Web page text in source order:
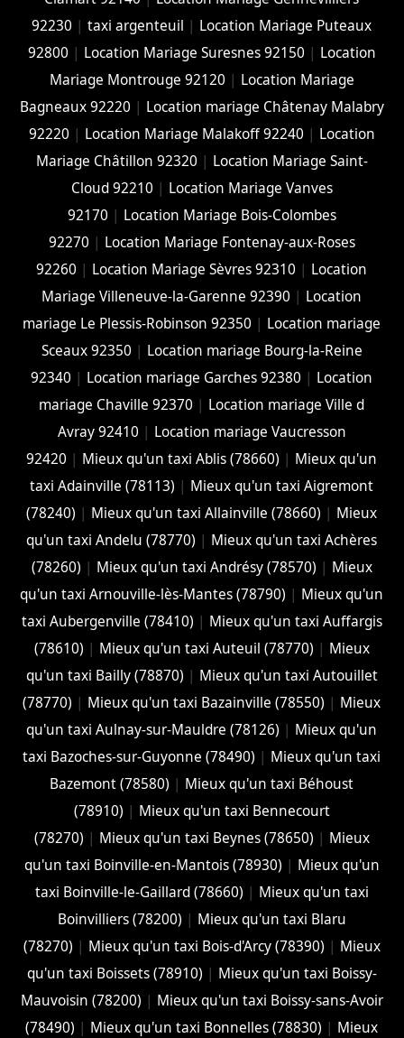
92230 |taxi argenteuil | Location Mariage Puteaux
92800 | Location Mariage Suresnes 92150 | Location
Mariage Montrouge 92120 | Location Mariage
Bagneaux 92220 | Location mariage Châtenay Malabry
92220 | Location Mariage Malakoff 92240 | Location
Mariage Châtillon 92320 | Location Mariage Saint-
Cloud 92210 | Location Mariage Vanves
92170 | Location Mariage Bois-Colombes
92270 | Location Mariage Fontenay-aux-Roses
92260 | Location Mariage Sèvres 92310 | Location
Mariage Villeneuve-la-Garenne 92390 | Location
mariage Le Plessis-Robinson 92350 | Location mariage
Sceaux 92350 | Location mariage Bourg-la-Reine
92340 | Location mariage Garches 92380 | Location
mariage Chaville 92370 | Location mariage Ville d
Avray 92410 | Location mariage Vaucresson
92420 | Mieux qu'un taxi Ablis (78660) | Mieux qu'un
taxi Adainville (78113) | Mieux qu'un taxi Aigremont
(78240) | Mieux qu'un taxi Allainville (78660) | Mieux
qu'un taxi Andelu (78770) | Mieux qu'un taxi Achères
(78260) | Mieux qu'un taxi Andrésy (78570) | Mieux
qu'un taxi Arnouville-lès-Mantes (78790) | Mieux qu'un
taxi Aubergenville (78410) | Mieux qu'un taxi Auffargis
(78610) | Mieux qu'un taxi Auteuil (78770) | Mieux
qu'un taxi Bailly (78870) | Mieux qu'un taxi Autouillet
(78770) | Mieux qu'un taxi Bazainville (78550) | Mieux
qu'un taxi Aulnay-sur-Mauldre (78126) | Mieux qu'un
taxi Bazoches-sur-Guyonne (78490) | Mieux qu'un taxi
Bazemont (78580) | Mieux qu'un taxi Béhoust
(78910) | Mieux qu'un taxi Bennecourt
(78270) | Mieux qu'un taxi Beynes (78650) | Mieux
qu'un taxi Boinville-en-Mantois (78930) | Mieux qu'un
taxi Boinville-le-Gaillard (78660) | Mieux qu'un taxi
Boinvilliers (78200) | Mieux qu'un taxi Blaru
(78270) | Mieux qu'un taxi Bois-d'Arcy (78390) | Mieux
qu'un taxi Boissets (78910) | Mieux qu'un taxi Boissy-
Mauvoisin (78200) | Mieux qu'un taxi Boissy-sans-Avoir
(78490) | Mieux qu'un taxi Bonnelles (78830) | Mieux